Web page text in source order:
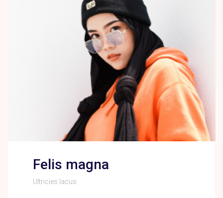
Felis magna
Ultricies lacus